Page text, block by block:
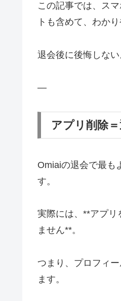
この記事では、ス
トも含めて、わか
退会後に後悔しな
—
アプリ削除
Omiaiの退会で最も
す。
実際には、**アプリ
ません**。
つまり、プロフィ
ます。